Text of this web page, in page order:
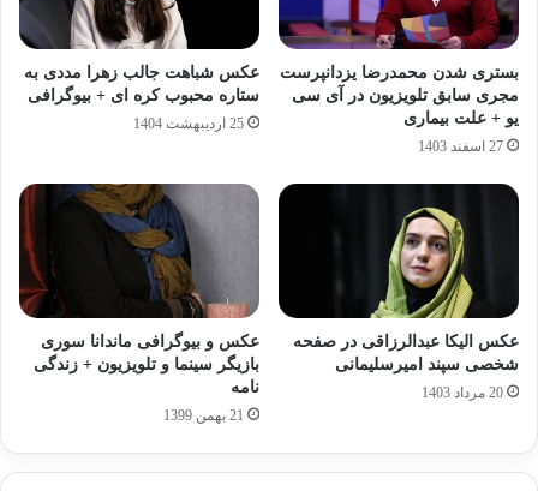
بستری شدن محمدرضا یزدانپرست
مجری سابق تلویزیون در آی سی
یو + علت بیماری
27 اسفند 1403
عکس شباهت جالب زهرا مددی به
ستاره محبوب کره ای + بیوگرافی
25 اردیبهشت 1404
عکس الیکا عبدالرزاقی در صفحه
شخصی سپند امیرسلیمانی
20 مرداد 1403
عکس و بیوگرافی ماندانا سوری
بازیگر سینما و تلویزیون + زندگی
نامه
21 بهمن 1399